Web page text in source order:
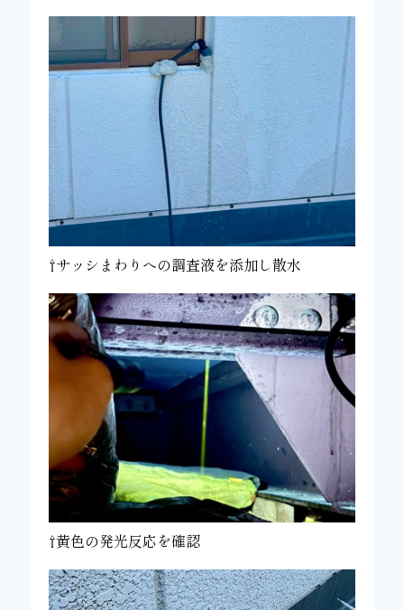
⇧サッシまわりへの調査液を添加し散水
⇧黄色の発光反応を確認